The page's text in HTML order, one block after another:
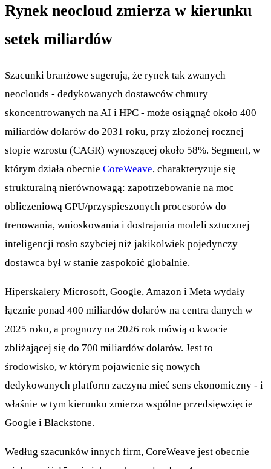
Rynek neocloud zmierza w kierunku
setek miliardów
Szacunki branżowe sugerują, że rynek tak zwanych
neoclouds - dedykowanych dostawców chmury
skoncentrowanych na AI i HPC - może osiągnąć około 400
miliardów dolarów do 2031 roku, przy złożonej rocznej
stopie wzrostu (CAGR) wynoszącej około 58%. Segment, w
którym działa obecnie CoreWeave, charakteryzuje się
strukturalną nierównowagą: zapotrzebowanie na moc
obliczeniową GPU/przyspieszonych procesorów do
trenowania, wnioskowania i dostrajania modeli sztucznej
inteligencji rosło szybciej niż jakikolwiek pojedynczy
dostawca był w stanie zaspokoić globalnie.
Hiperskalery Microsoft, Google, Amazon i Meta wydały
łącznie ponad 400 miliardów dolarów na centra danych w
2025 roku, a prognozy na 2026 rok mówią o kwocie
zbliżającej się do 700 miliardów dolarów. Jest to
środowisko, w którym pojawienie się nowych
dedykowanych platform zaczyna mieć sens ekonomiczny - i
właśnie w tym kierunku zmierza wspólne przedsięwzięcie
Google i Blackstone.
Według szacunków innych firm, CoreWeave jest obecnie